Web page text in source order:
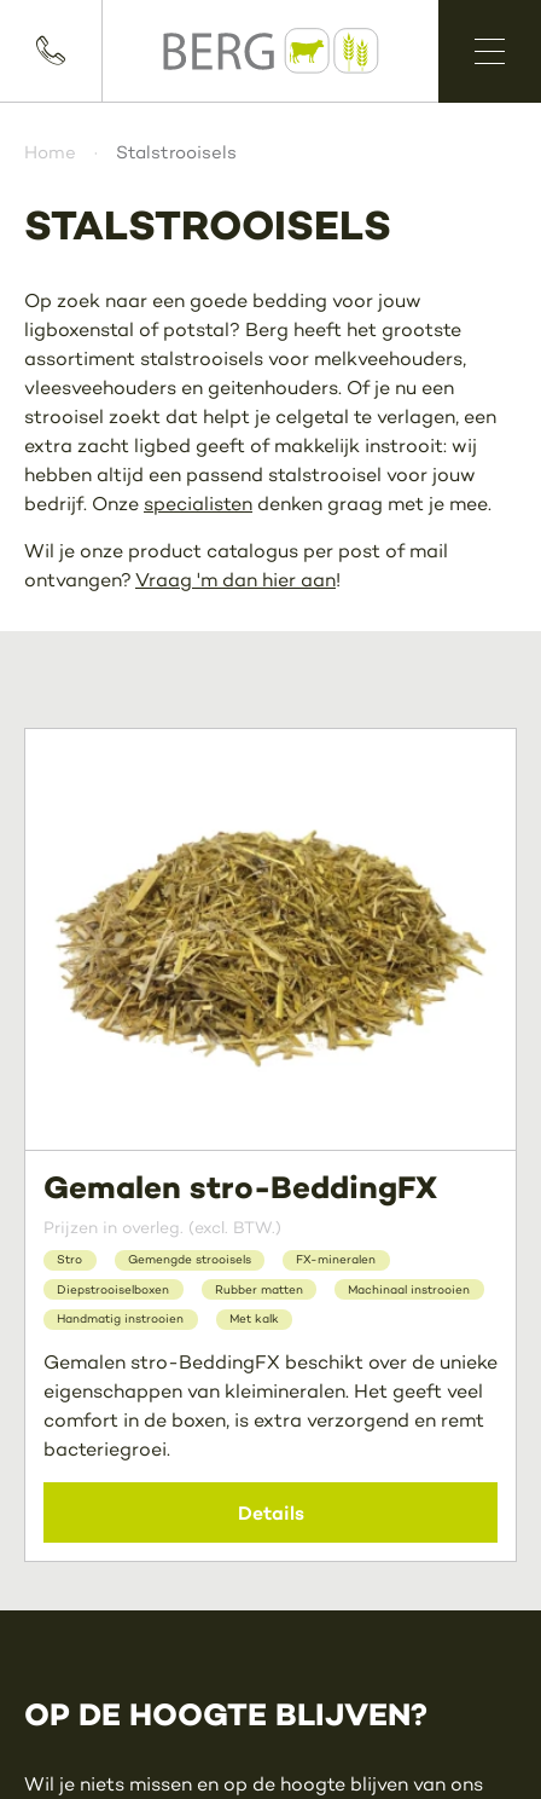
Home Stalstrooisels
STALSTROOISELS
Op zoek naar een goede bedding voor jouw
ligboxenstal of potstal? Berg heeft het grootste
assortiment stalstrooisels voor melkveehouders,
vleesveehouders en geitenhouders. Of je nu een
strooisel zoekt dat helpt je celgetal te verlagen, een
extra zacht ligbed geeft of makkelijk instrooit: wij
hebben altijd een passend stalstrooisel voor jouw
bedrijf. Onze specialisten denken graag met je mee.
Wil je onze product catalogus per post of mail
ontvangen? Vraag 'm dan hier aan!
Gemalen stro-BeddingFX
Prijzen in overleg. (excl. BTW.)
Stro Gemengde strooisels FX-mineralen
Diepstrooiselboxen Rubber matten Machinaal instrooien
Handmatig instrooien Met kalk
Gemalen stro-BeddingFX beschikt over de unieke
eigenschappen van kleimineralen. Het geeft veel
comfort in de boxen, is extra verzorgend en remt
bacteriegroei.
Details
OP DE HOOGTE BLIJVEN?
Wil je niets missen en op de hoogte blijven van ons